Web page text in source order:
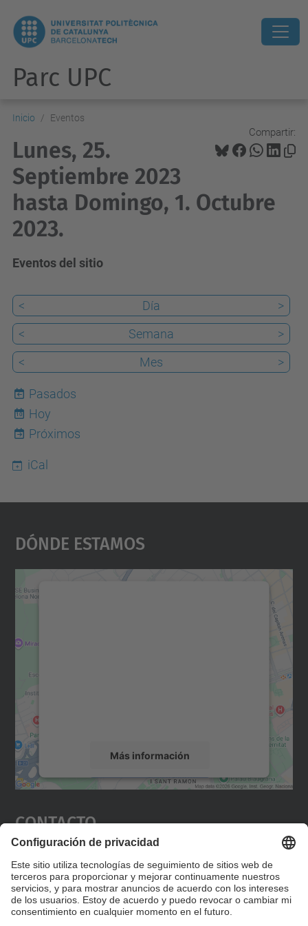
Parc UPC
Inicio Eventos
Compartir:
Lunes, 25.
Septiembre 2023
hasta Domingo, 1. Octubre
2023.
Eventos del sitio
< Día
>
<
Semana
>
<
Mes >
Pasados
10
Hoy
Próximos
iCal
Dónde Estamos
Más información
Aceptar
powered by
Contacto
Editad en la página "Contacto personalizado", que
encontraréis en la raíz de español, vuestros datos
personalizados de contacto.
Formulario de contacto